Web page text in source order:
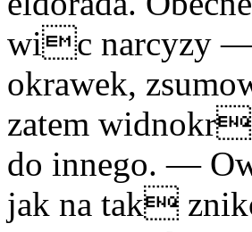
wic narcyzy —
okrawek,
zatem
do innego. —
jak na tak